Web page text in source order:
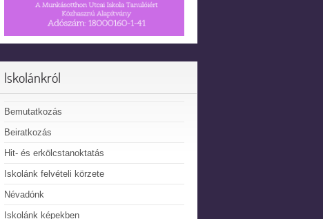
Iskolánkról
Bemutatkozás
Beiratkozás
Hit- és erkölcstanoktatás
Iskolánk felvételi körzete
Névadónk
Iskolánk képekben